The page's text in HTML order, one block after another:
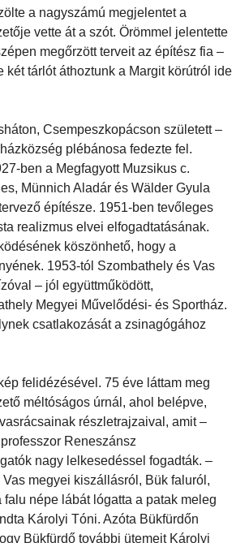
a nagyszámú megjelentet a
vette át a szót. Örömmel jelentette
megőrzött terveit az építész fia –
tárlót áthoztunk a Margit körútról ide
Csempeszkopácson született –
plébánosa fedezte fel.
ben a Megfagyott Muzsikus c.
Münnich Aladár és Wälder Gyula
építésze. 1951-ben tevőleges
realizmus elvei elfogadtatásának.
köszönhető, hogy a
1953-tól Szombathely és Vas
– jól együttműködött,
Megyei Művelődési- és Sportház.
csatlakozását a zsinagógához
felidézésével. 75 éve láttam meg
méltóságos úrnál, ahol belépve,
részletrajzaival, amit –
Reneszánsz
nagy lelkesedéssel fogadták. –
megyei kiszállásról, Bük faluról,
népe lábát lógatta a patak meleg
Károlyi Tóni. Azóta Bükfürdőn
Bükfürdő további ütemeit Károlyi